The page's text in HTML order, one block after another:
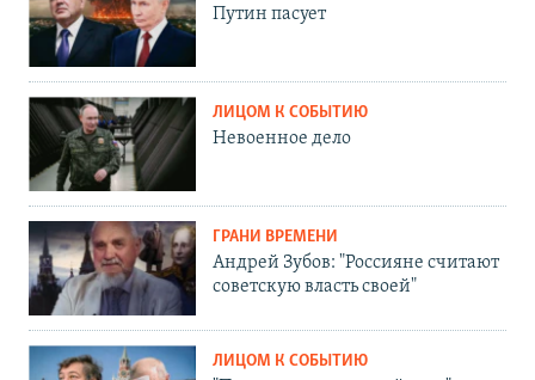
Путин пасует
ЛИЦОМ К СОБЫТИЮ
Невоенное дело
ГРАНИ ВРЕМЕНИ
Андрей Зубов: "Россияне считают
советскую власть своей"
ЛИЦОМ К СОБЫТИЮ